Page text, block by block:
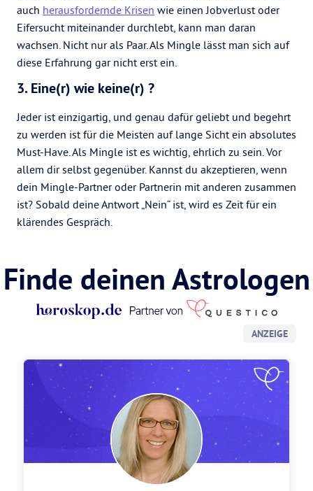
auch herausfordernde Krisen wie einen Jobverlust oder
Eifersucht miteinander durchlebt, kann man daran
wachsen. Nicht nur als Paar. Als Mingle lässt man sich auf
diese Erfahrung gar nicht erst ein.
3. Eine(r) wie keine(r) ?
Jeder ist einzigartig, und genau dafür geliebt und begehrt
zu werden ist für die Meisten auf lange Sicht ein absolutes
Must-Have. Als Mingle ist es wichtig, ehrlich zu sein. Vor
allem dir selbst gegenüber. Kannst du akzeptieren, wenn
dein Mingle-Partner oder Partnerin mit anderen zusammen
ist? Sobald deine Antwort „Nein“ ist, wird es Zeit für ein
klärendes Gespräch.
Finde deinen Astrologen
ANZEIGE